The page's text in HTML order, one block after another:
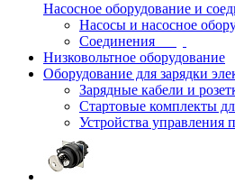
Насосное оборудование и
Насосы и насосное
Соединения
Низковольтное оборудование
Оборудование для зарядки
Зарядные кабели и
Стартовые комплекты
Устройства управления